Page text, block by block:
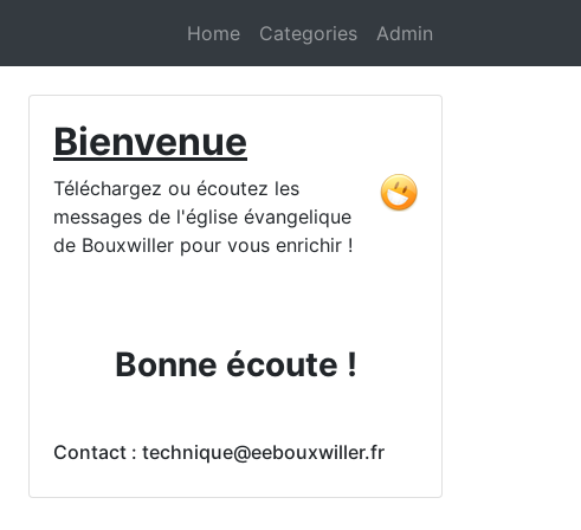
Home Categories Admin
Bienvenue
Téléchargez ou écoutez les
messages de l'église évangelique
de Bouxwiller pour vous enrichir !
Bonne écoute !
Contact : technique@eebouxwiller.fr